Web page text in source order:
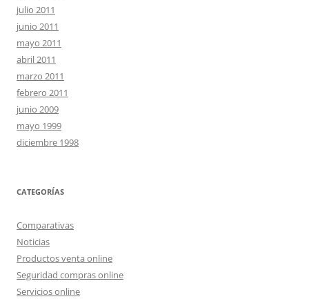
julio 2011
junio 2011
mayo 2011
abril 2011
marzo 2011
febrero 2011
junio 2009
mayo 1999
diciembre 1998
CATEGORÍAS
Comparativas
Noticias
Productos venta online
Seguridad compras online
Servicios online